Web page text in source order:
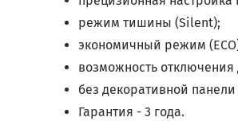
режим тишины (Silent);
экономичный режим
возможность отключения
без декоративной
Гарантия - 3 года.